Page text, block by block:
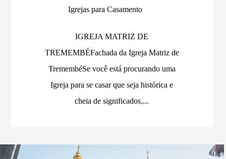
Igrejas para Casamento
IGREJA MATRIZ DE
TREMEMBÉFachada da Igreja Matriz de
TremembéSe você está procurando uma
Igreja para se casar que seja histórica e
cheia de significados,...